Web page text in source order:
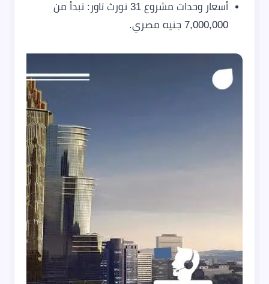
أسعار وحدات مشروع 31 نورث تاور: تبدأ من
7,000,000 جنيه مصري.